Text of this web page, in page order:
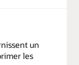
un
les